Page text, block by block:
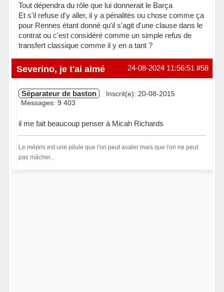
Tout dépendra du rôle que lui donnerait le Barça
Et s'il refuse d'y aller, il y a pénalités ou chose comme ça
pour Rennes étant donné qu'il s'agit d'une clause dans le
contrat ou c'est considéré comme un simple refus de
transfert classique comme il y en a tant ?
Hors ligne #58
24-08-2024 11:56:51
Severino, je t'ai aimé
Séparateur de baston
Inscrit(e): 20-08-2015
Messages: 9 403
il me fait beaucoup penser à Micah Richards
Le mépris est une pilule que l'on peut avaler mais que l'on ne peut
pas mâcher...